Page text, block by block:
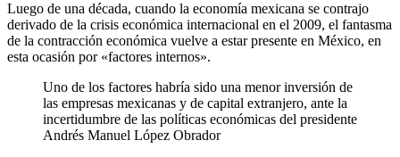
Luego de una década, cuando la economía mexicana se contrajo
derivado de la crisis económica internacional en el 2009, el fantasma
de la contracción económica vuelve a estar presente en México, en
esta ocasión por «factores internos».
Uno de los factores habría sido una menor inversión de
las empresas mexicanas y de capital extranjero, ante la
incertidumbre de las políticas económicas del presidente
Andrés Manuel López Obrador